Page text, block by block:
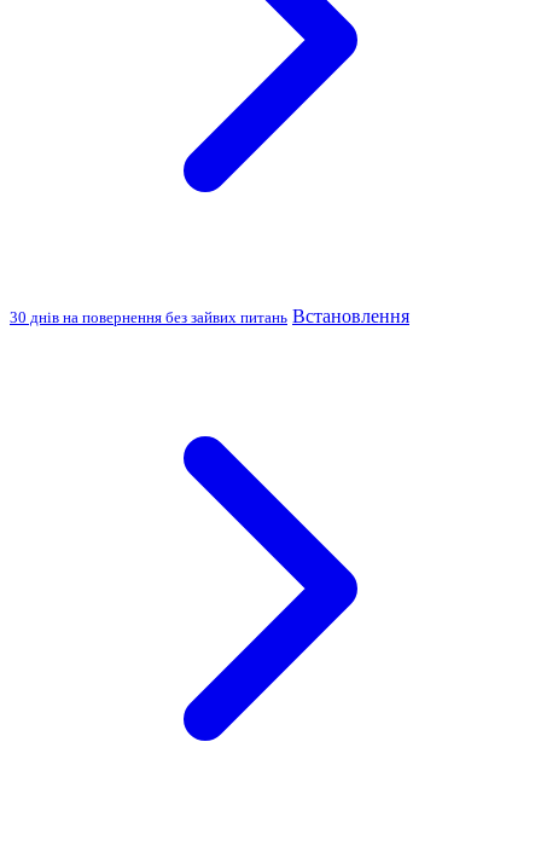
30 днів на повернення без зайвих питань Встановлення